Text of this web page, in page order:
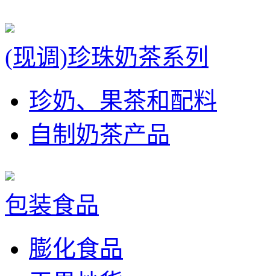
(现调)珍珠奶茶系列
珍奶、果茶和配料
自制奶茶产品
包装食品
膨化食品